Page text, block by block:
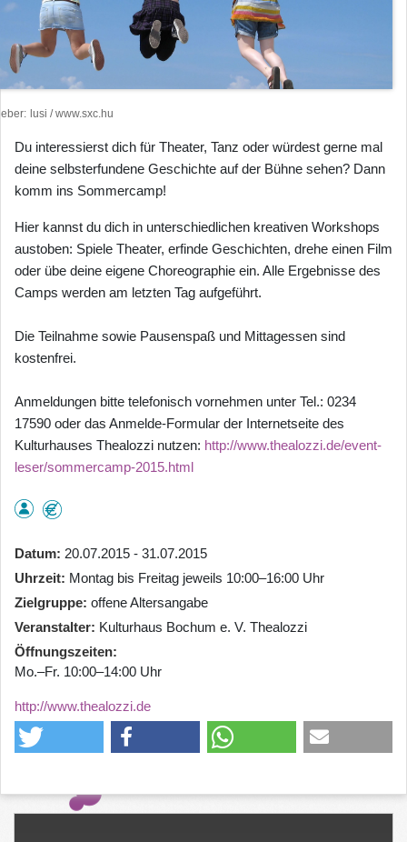
lusi / www.sxc.hu
Du interessierst dich für Theater, Tanz oder würdest gerne mal
deine selbsterfundene Geschichte auf der Bühne sehen? Dann
komm ins Sommercamp!
Hier kannst du dich in unterschiedlichen kreativen Workshops
austoben: Spiele Theater, erfinde Geschichten, drehe einen Film
oder übe deine eigene Choreographie ein. Alle Ergebnisse des
Camps werden am letzten Tag aufgeführt.
Die Teilnahme sowie Pausenspaß und Mittagessen sind
kostenfrei.
Anmeldungen bitte telefonisch vornehmen unter Tel.: 0234
17590 oder das Anmelde-Formular der Internetseite des
Kulturhauses Thealozzi nutzen: http://www.thealozzi.de/event-
leser/sommercamp-2015.html
Datum 20.07.2015 - 31.07.2015
Uhrzeit Montag bis Freitag jeweils 10:00–16:00 Uhr
Zielgruppe offene Altersangabe
Veranstalter Kulturhaus Bochum e. V. Thealozzi
Öffnungszeiten
Mo.–Fr. 10:00–14:00 Uhr
http://www.thealozzi.de